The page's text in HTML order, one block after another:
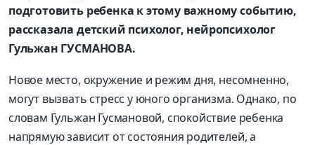
подготовить ребенка к этому важному событию,
рассказала детский психолог, нейропсихолог
Гульжан ГУСМАНОВА.
Новое место, окружение и режим дня, несомненно,
могут вызвать стресс у юного организма. Однако, по
словам Гульжан Гусмановой, спокойствие ребенка
напрямую зависит от состояния родителей, а